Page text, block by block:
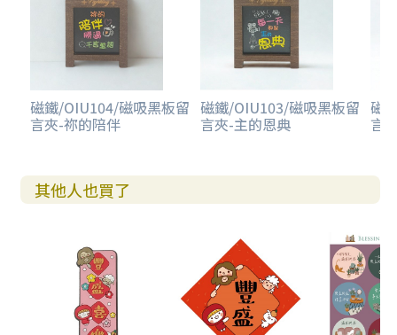
磁鐵/OIU104/磁吸黑板留
言夾-祢的陪伴
磁鐵/OIU103/磁吸黑板留
言夾-主的恩典
磁
言
其他人也買了